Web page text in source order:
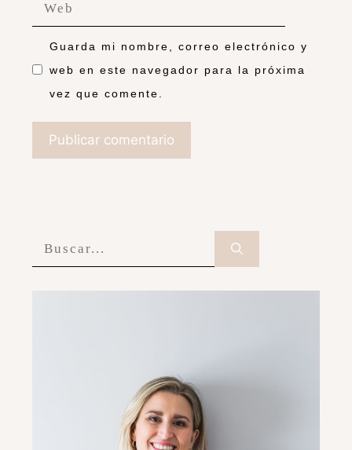
Guarda mi nombre, correo electrónico y
web en este navegador para la próxima
vez que comente.